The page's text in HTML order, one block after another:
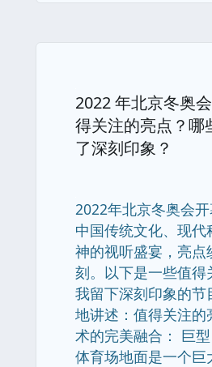
2022 年北京冬奥
得关注的亮点？哪
了深刻印象？
2022年北京冬奥会
中国传统文化、现
神的视听盛宴，亮点
刻。以下是一些值得
我留下深刻印象的节
地讲述：值得关注
术的完美融合： 巨
体育场地面是一个巨